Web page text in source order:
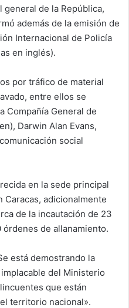
de la República,
además de la emisión de
Internacional de Policía
en inglés).
por tráfico de material
entre ellos se
Compañía General de
Darwin Alan Evans,
social
en la sede principal
adicionalmente
de la incautación de 23
de allanamiento.
está demostrando la
del Ministerio
que están
territorio nacional».